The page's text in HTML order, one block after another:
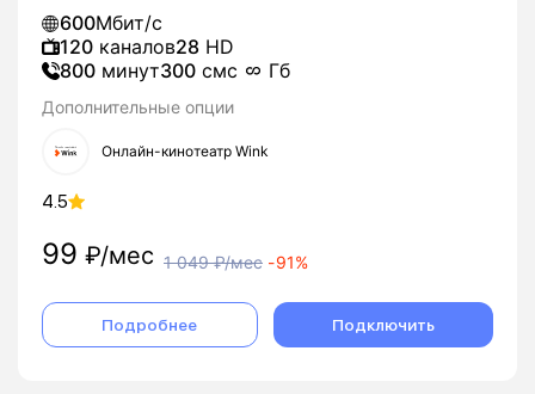
600Мбит/с
120 каналов28 HD
800 минут300 смс Гб
Дополнительные опции
Онлайн-кинотеатр Wink
4.5
99 ₽/мес 1 049₽/мес -91%
Подробнее Подключить